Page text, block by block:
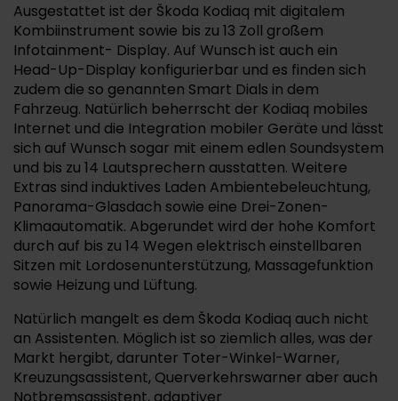
Ausgestattet ist der Škoda Kodiaq mit digitalem
Kombiinstrument sowie bis zu 13 Zoll großem
Infotainment- Display. Auf Wunsch ist auch ein
Head-Up-Display konfigurierbar und es finden sich
zudem die so genannten Smart Dials in dem
Fahrzeug. Natürlich beherrscht der Kodiaq mobiles
Internet und die Integration mobiler Geräte und lässt
sich auf Wunsch sogar mit einem edlen Soundsystem
und bis zu 14 Lautsprechern ausstatten. Weitere
Extras sind induktives Laden Ambientebeleuchtung,
Panorama-Glasdach sowie eine Drei-Zonen-
Klimaautomatik. Abgerundet wird der hohe Komfort
durch auf bis zu 14 Wegen elektrisch einstellbaren
Sitzen mit Lordosenunterstützung, Massagefunktion
sowie Heizung und Lüftung.
Natürlich mangelt es dem Škoda Kodiaq auch nicht
an Assistenten. Möglich ist so ziemlich alles, was der
Markt hergibt, darunter Toter-Winkel-Warner,
Kreuzungsassistent, Querverkehrswarner aber auch